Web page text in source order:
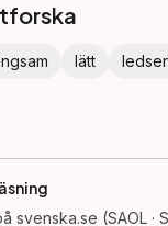
lätt
svenska.se (SAOL ·